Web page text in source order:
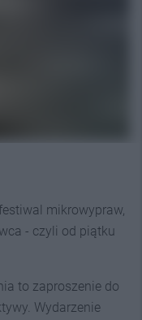
mikrowypraw,
- czyli od piątku
to zaproszenie do
Wydarzenie